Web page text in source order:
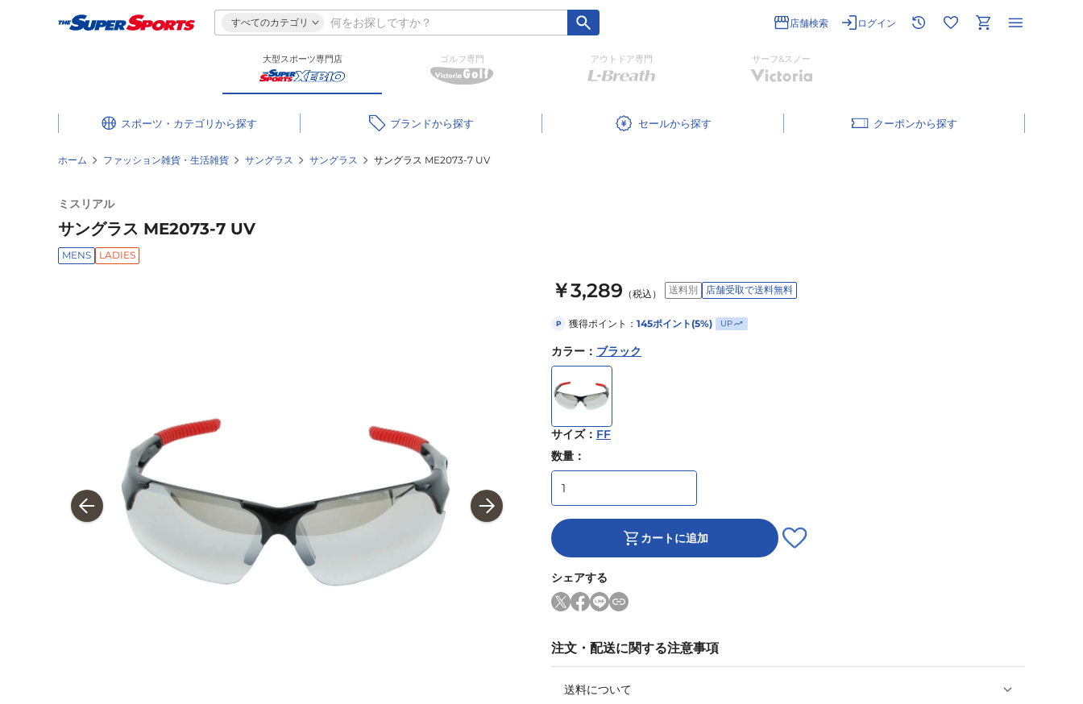
すべてのカテゴリ 店舗検索 ログイン
大型スポーツ専門店 ゴルフ専門 アウトドア専門 サーフ&スノー
スポーツ・カテゴリ ブランド セール クーポン
ホーム ファッション雑貨・生活雑貨 サングラス サングラス サングラス ME2073-7 UV
ミスリアル
サングラス ME2073-7 UV
MENS LADIES
￥3,289 （税込） 送料別 店舗受取で送料無料
P 獲得ポイント： 145ポイント(5%) UP
カラー ： ブラック
サイズ： FF
数量：
カートに追加
シェアする
注文・配送に関する注意事項
送料について